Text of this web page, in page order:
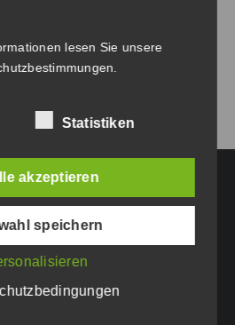
lesen Sie unsere
Statistiken
akzeptieren
speichern